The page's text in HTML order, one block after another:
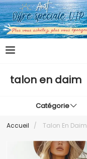
talon en daim
Catégorie
Accueil / Talon En Daim